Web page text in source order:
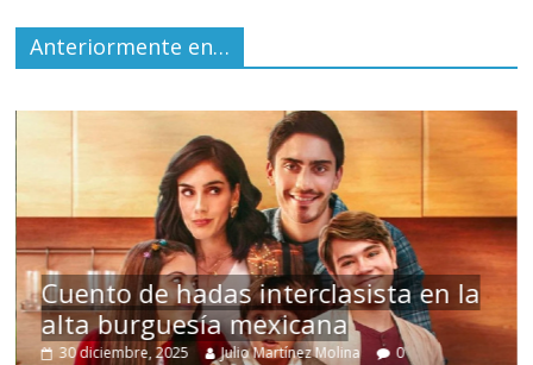
Anteriormente en…
Cuento de hadas interclasista en la
alta burguesía mexicana
30 diciembre, 2025 Julio Martínez Molina 0